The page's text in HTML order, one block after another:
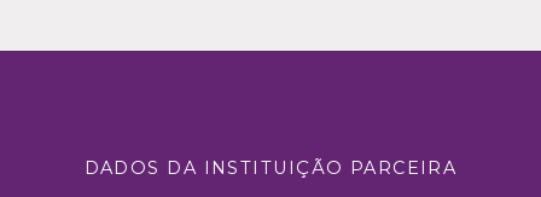
DADOS DA INSTITUIÇÃO PARCEIRA